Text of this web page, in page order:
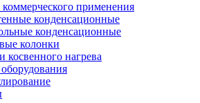
применения
конденсационные
конденсационные
колонки
косвенного нагрева